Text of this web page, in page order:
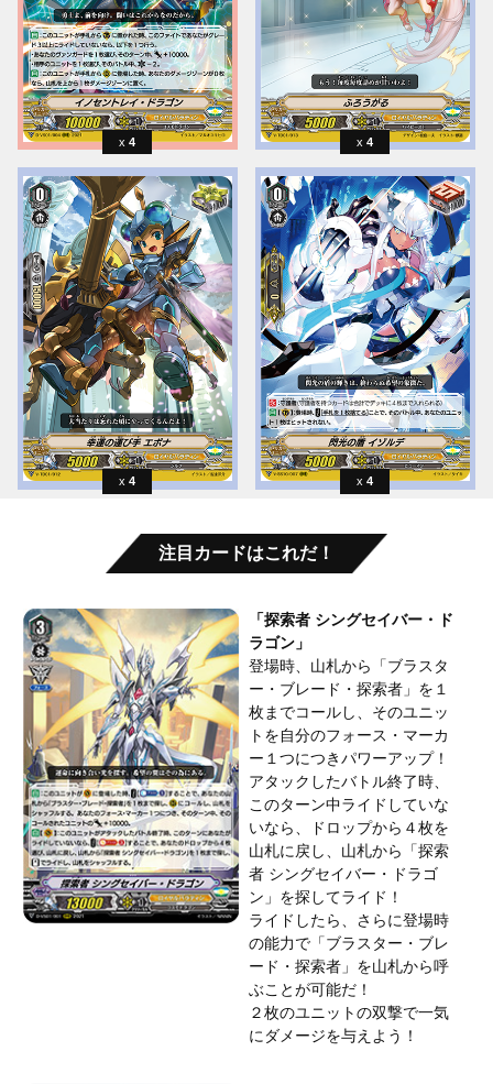
4 4
4 4
注目カードはこれだ！
「探索者 シングセイバー・ド
ラゴン」
登場時、山札から「ブラスタ
ー・ブレード・探索者」を１
枚までコールし、そのユニッ
トを自分のフォース・マーカ
ー１つにつきパワーアップ！
アタックしたバトル終了時、
このターン中ライドしていな
いなら、ドロップから４枚を
山札に戻し、山札から「探索
者 シングセイバー・ドラゴ
ン」を探してライド！
ライドしたら、さらに登場時
の能力で「ブラスター・ブレ
ード・探索者」を山札から呼
ぶことが可能だ！
２枚のユニットの双撃で一気
にダメージを与えよう！